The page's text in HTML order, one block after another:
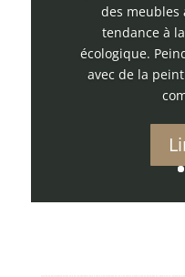
des meubles
tendance à
écologique.
avec de la